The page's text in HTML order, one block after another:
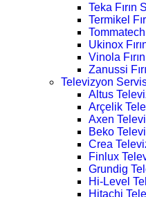
Teka Fırın
Termikel
Tommatech
Ukinox
Vinola
Zanussi
Televizyon
Altus
Arçelik
Axen
Beko
Crea
Finlux
Grundig
Hi-Level
Hitachi